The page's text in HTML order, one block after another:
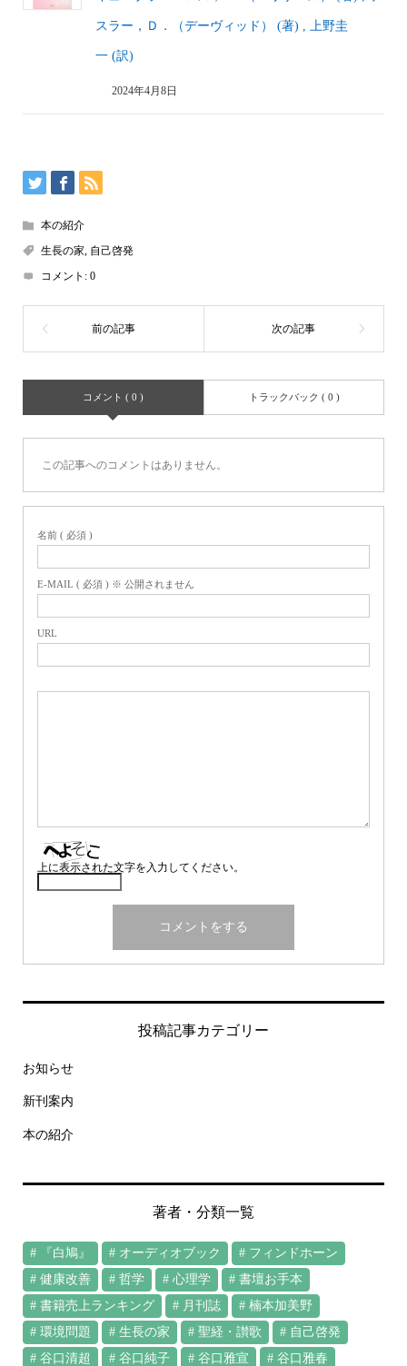
スラー，Ｄ．（デーヴィッド） (著) , 上野圭
一 (訳)
2024年4月8日
本の紹介
生長の家, 自己啓発
コメント: 0
コメント ( 0 ) トラックバック ( 0 )
この記事へのコメントはありません。
名前 ( 必須 )
E-MAIL ( 必須 ) ※ 公開されません
URL
上に表示された文字を入力してください。
投稿記事カテゴリー
お知らせ
新刊案内
本の紹介
著者・分類一覧
『白鳩』 オーディオブック
フィンドホーン
健康改善
哲学 心理学
書壇お手本
書籍売上ランキング
月刊誌
楠本加美野
環境問題
生長の家 聖経・讃歌
自己啓発
谷口清超
谷口純子 谷口雅宣 谷口雅春